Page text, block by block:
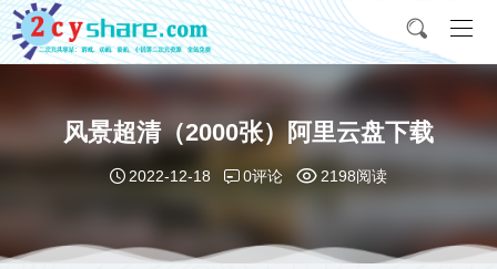
风景超清（2000张）阿里云盘下载
2022-12-18 0评论 2198阅读